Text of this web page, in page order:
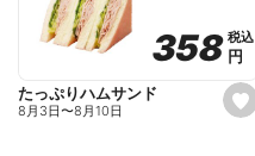
o
r
i
e
s
e
358
358税込
税込
円
円
たっぷりハムサンド
8月3日〜8月10日